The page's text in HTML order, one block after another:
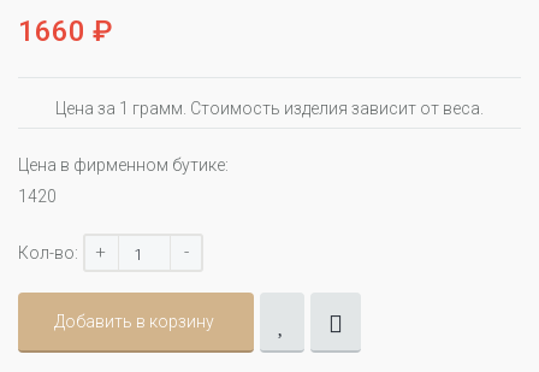
1660 ₽
Цена за 1 грамм. Стоимость изделия зависит от веса.
Цена в фирменном бутике:
1420
Кол-во: + -
Добавить в корзину